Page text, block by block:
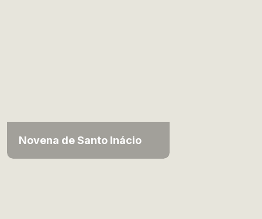
Novena de Santo Inácio